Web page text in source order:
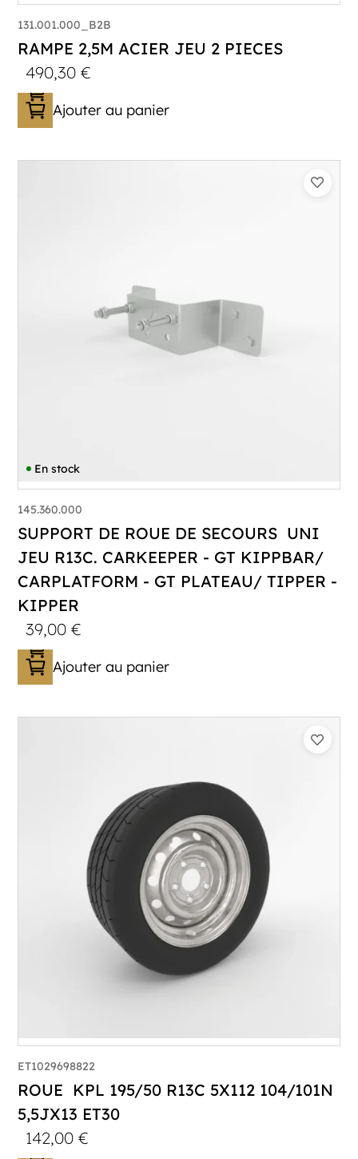
131.001.000_B2B
RAMPE 2,5M ACIER JEU 2 PIECES
490,30€
Ajouter au panier
En stock
145.360.000
SUPPORT DE ROUE DE SECOURS UNI
JEU R13C. CARKEEPER - GT KIPPBAR/
CARPLATFORM - GT PLATEAU/ TIPPER -
KIPPER
39,00€
Ajouter au panier
ET1029698822
ROUE KPL 195/50 R13C 5X112 104/101N
5,5JX13 ET30
142,00€